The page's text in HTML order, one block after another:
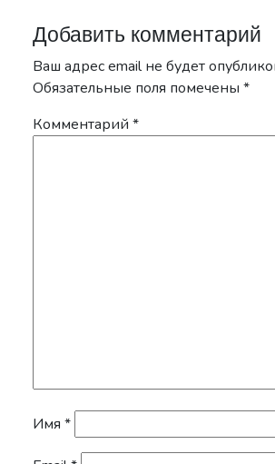
Добавить комментарий
Ваш адрес email не будет
Обязательные поля помечены *
Комментарий *
Имя *